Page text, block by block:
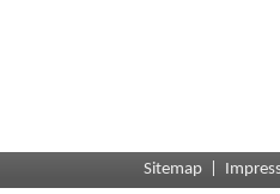
Sitemap